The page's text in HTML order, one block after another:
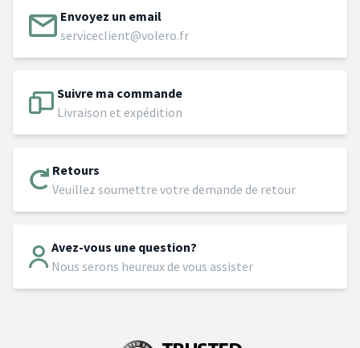
Envoyez un email
serviceclient@volero.fr
Suivre ma commande
Livraison et expédition
Retours
Veuillez soumettre votre demande de retour
Avez-vous une question?
Nous serons heureux de vous assister